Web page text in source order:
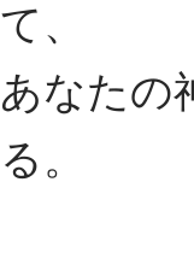
て、
あなたの
る。